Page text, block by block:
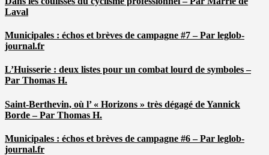
Laval
Municipales : échos et brèves de campagne #7 – Par leglob-
journal.fr
L’Huisserie : deux listes pour un combat lourd de symboles –
Par Thomas H.
Saint-Berthevin, où l’ « Horizons » très dégagé de Yannick
Borde – Par Thomas H.
Municipales : échos et brèves de campagne #6 – Par leglob-
journal.fr